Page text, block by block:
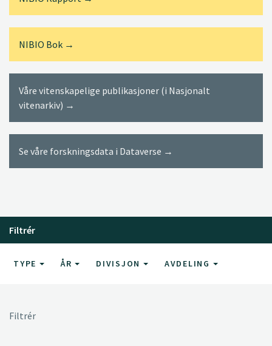
NIBIO Bok →
Våre vitenskapelige publikasjoner (i Nasjonalt
vitenarkiv) →
Se våre forskningsdata i Dataverse →
Filtrér
TYPE ÅR DIVISJON AVDELING
Filtrér